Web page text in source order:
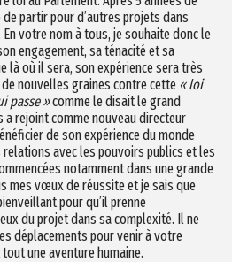
partir pour d’autres projets dans
votre nom à tous, je souhaite donc le
engagement, sa ténacité et sa
là où il sera, son expérience sera très
nouvelles graines contre cette « loi
passe »comme le disait le grand
a rejoint comme nouveau directeur
de son expérience du monde
avec les pouvoirs publics et les
notamment dans une grande
mes vœux de réussite et je sais que
pour qu’il prenne
du projet dans sa complexité. Il ne
déplacements pour venir à votre
une aventure humaine.